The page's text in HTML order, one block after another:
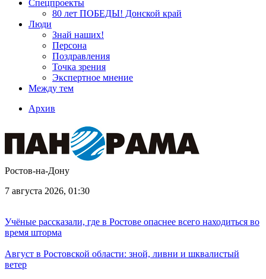
Спецпроекты
80 лет ПОБЕДЫ! Донской край
Люди
Знай наших!
Персона
Поздравления
Точка зрения
Экспертное мнение
Между тем
Архив
Ростов-на-Дону
7 августа 2026, 01:30
Учёные рассказали, где в Ростове опаснее всего находиться во
время шторма
Август в Ростовской области: зной, ливни и шквалистый
ветер